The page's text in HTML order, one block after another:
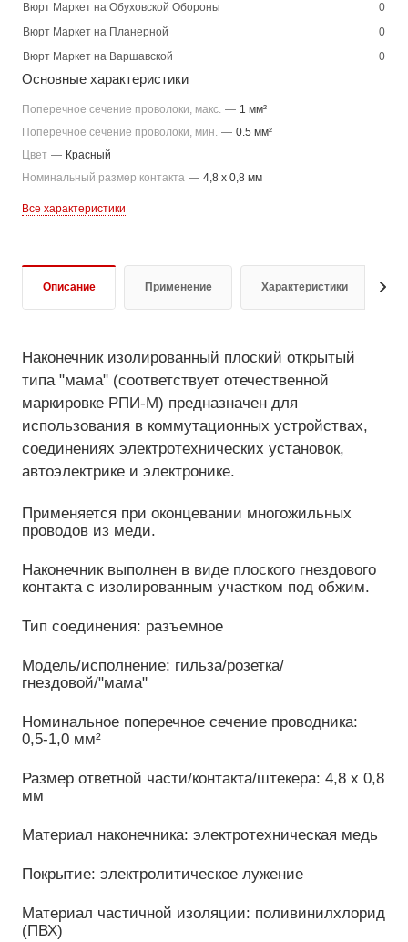
Вюрт Маркет на Обуховской Обороны
0
Вюрт Маркет на Планерной
0
Вюрт Маркет на Варшавской
0
Основные характеристики
Поперечное сечение проволоки, макс. — 1 мм²
Поперечное сечение проволоки, мин. — 0.5 мм²
Цвет — Красный
Номинальный размер контакта — 4,8 x 0,8 мм
Все характеристики
Описание Применение Характеристики
Наконечник изолированный плоский открытый
типа "мама" (соответствует отечественной
маркировке РПИ-М) предназначен для
использования в коммутационных устройствах,
соединениях электротехнических установок,
автоэлектрике и электронике.
Применяется при оконцевании многожильных
проводов из меди.
Наконечник выполнен в виде плоского гнездового
контакта с изолированным участком под обжим.
Тип соединения: разъемное
Модель/исполнение: гильза/розетка/
гнездовой/"мама"
Номинальное поперечное сечение проводника:
0,5-1,0 мм²
Размер ответной части/контакта/штекера: 4,8 х 0,8
мм
Материал наконечника: электротехническая медь
Покрытие: электролитическое лужение
Материал частичной изоляции: поливинилхлорид
(ПВХ)